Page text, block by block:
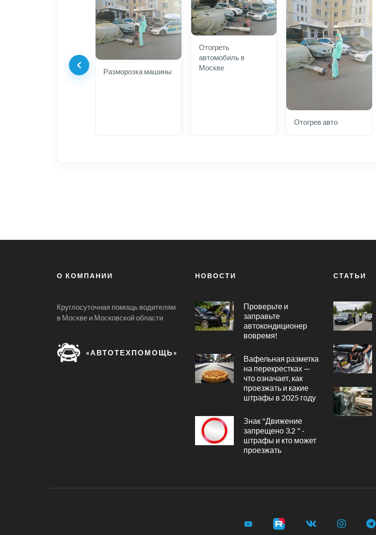
Разморозка машины
Отогреть
автомобиль в
Москве
Отогрев авто
О КОМПАНИИ
Круглосуточная помощь водителям
в Москве и Московской области
«АВТОТЕХПОМОЩЬ»
НОВОСТИ
Проверьте и
заправьте
автокондиционер
вовремя!
Вафельная разметка
на перекрестках —
что означает, как
проезжать и какие
штрафы в 2025 году
Знак "Движение
запрещено 3.2 " -
штрафы и кто может
проезжать
СТАТЬИ